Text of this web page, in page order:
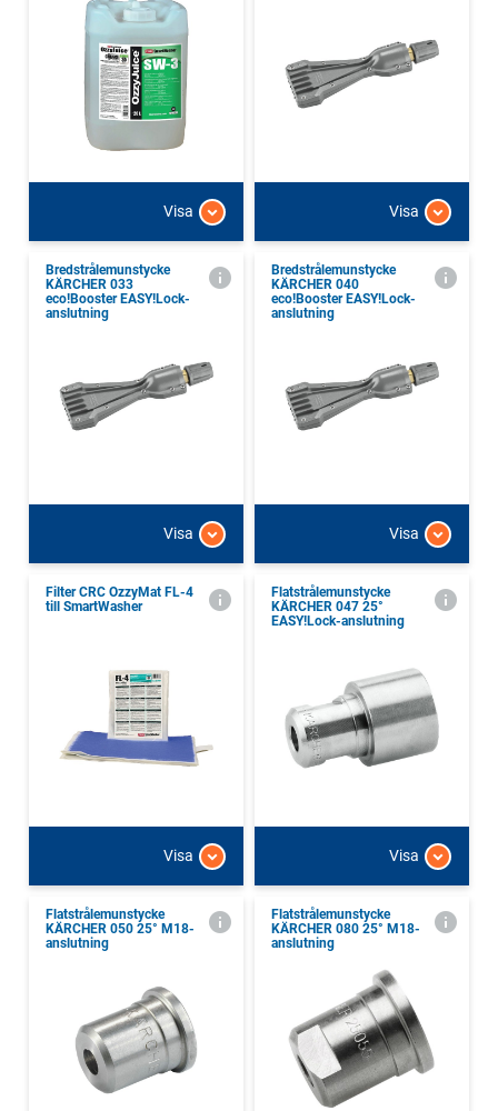
Visa Visa
Bredstrålemunstycke
KÄRCHER 033
eco!Booster EASY!Lock-
anslutning
Visa
Bredstrålemunstycke
KÄRCHER 040
eco!Booster EASY!Lock-
anslutning
Visa
Filter CRC OzzyMat FL-4
till SmartWasher
Visa
Flatstrålemunstycke
KÄRCHER 047 25°
EASY!Lock-anslutning
Visa
Flatstrålemunstycke
KÄRCHER 050 25° M18-
anslutning
Flatstrålemunstycke
KÄRCHER 080 25° M18-
anslutning